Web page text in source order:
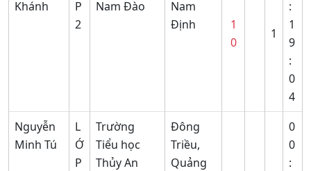
Khánh
P
2
Nam Đào
Nam
Định
1
0
1
:
1
9
:
0
4
Nguyễn
Minh Tú
L
Ớ
P
Trường
Tiểu học
Thủy An
Đông
Triều,
Quảng
0
0
: